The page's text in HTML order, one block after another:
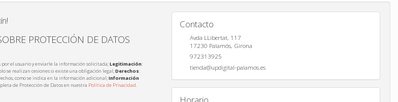
PROTECCIÓN DE DATOS
el usuario y enviarle la información solicitada;Legitimación:
se realizan cesiones si existe una obligación legal;Derechos:
como se indica en la información adicional;Información
de Protección de Datos en nuestra Política de Privacidad.
Contacto
Avda LLibertat, 117
17230 Palamós, Girona
972313925
tienda@updigital-palamos.es